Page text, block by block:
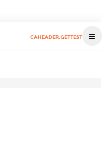
CAHEADER.GETTEST